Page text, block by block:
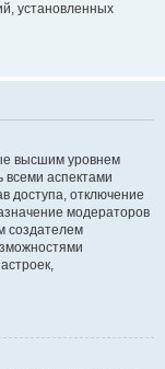
установленных
высшим уровнем
всеми аспектами
доступа, отключение
модераторов
создателем